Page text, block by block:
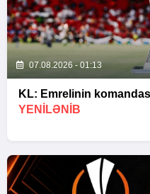
07.08.2026 - 01:13
KL: Emrelinin
YENİLƏNİB